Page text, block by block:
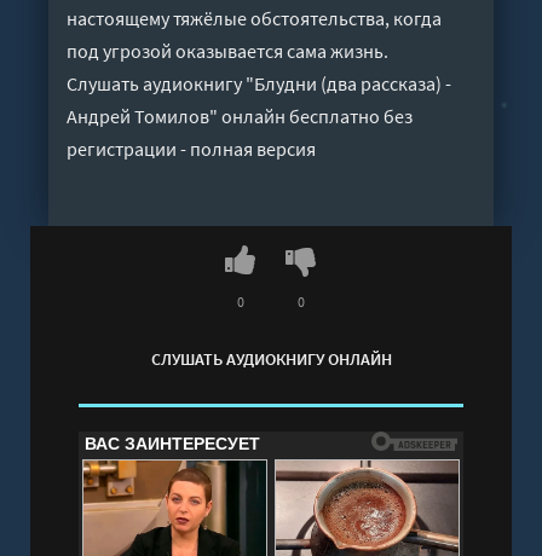
настоящему тяжёлые обстоятельства, когда
под угрозой оказывается сама жизнь.
Слушать аудиокнигу "Блудни (два рассказа) -
Андрей Томилов" онлайн бесплатно без
регистрации - полная версия
СЛУШАТЬ АУДИОКНИГУ ОНЛАЙН
0 0